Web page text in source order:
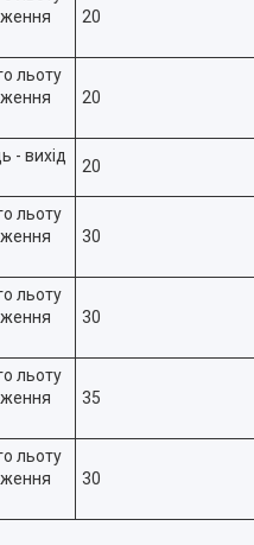
20
льоту
20
- вихід
20
льоту
30
льоту
30
льоту
35
льоту
30